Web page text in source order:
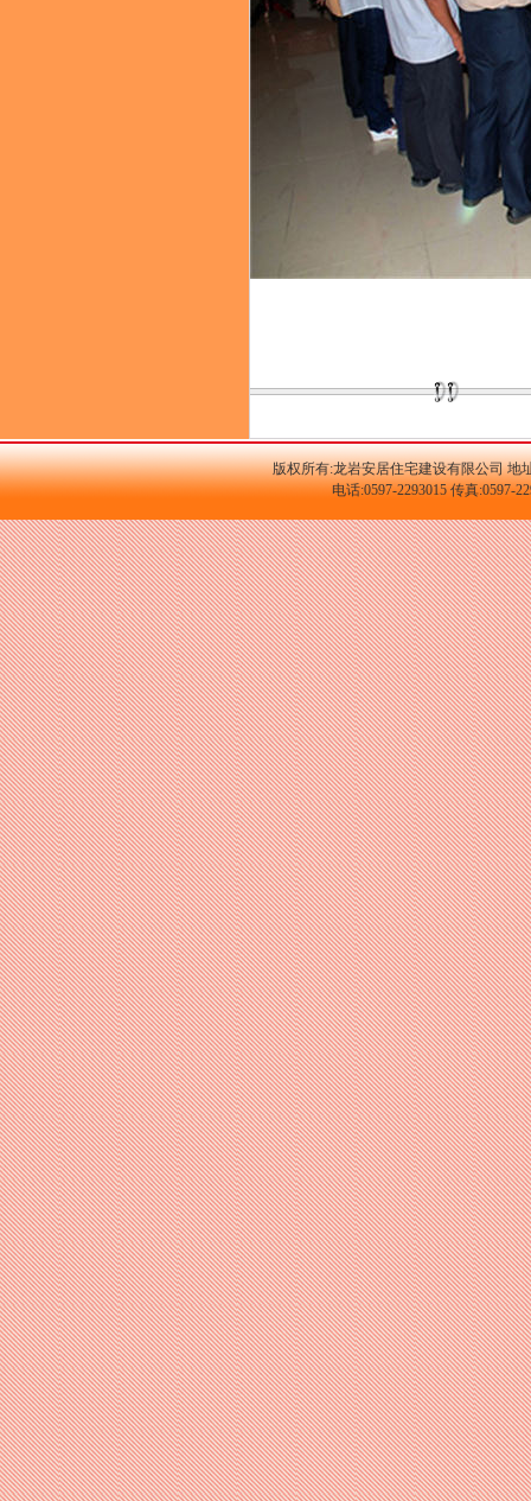
版权所有:龙岩安居住宅建设有限公司 地
电话:0597-2293015 传真:0597-